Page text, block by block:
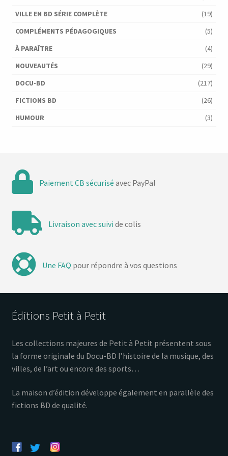
VILLE EN BD SÉRIE COMPLÈTE
(19)
COMPLÉMENTS PÉDAGOGIQUES
(5)
À PARAÎTRE
(4)
NOUVEAUTÉS
(29)
DOCU-BD
(217)
FICTIONS BD
(26)
HUMOUR
(3)
Paiement CB sécurisé avec PayPal
Livraison avec suivi de colis
Une FAQ pour répondre à vos questions
Éditions Petit à Petit
Les collections majeures de Petit à Petit présentent sous
la forme originale du Docu-BD l’histoire de la musique, des
villes, de l’art ou encore des sports…
La maison d’édition développe également en parallèle des
fictions BD de qualité.